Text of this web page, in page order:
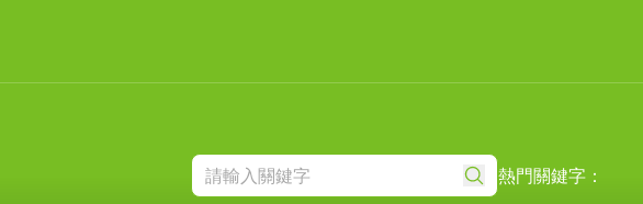
熱門關鍵字：